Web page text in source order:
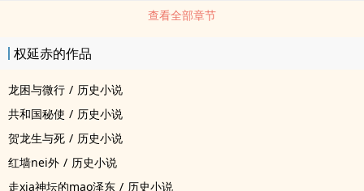
查看全部章节
权延赤的作品
龙困与微行 / 历史小说
共和国秘使 / 历史小说
贺龙生与死 / 历史小说
红墙nei外 / 历史小说
走xia神坛的mao泽东 / 历史小说